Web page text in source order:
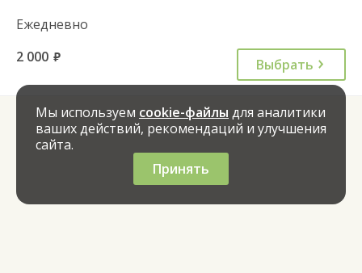
Ежедневно
2 000 руб. Выбрать
Мы используем cookie-файлы для аналитики
ваших действий, рекомендаций и улучшения
сайта.
Принять